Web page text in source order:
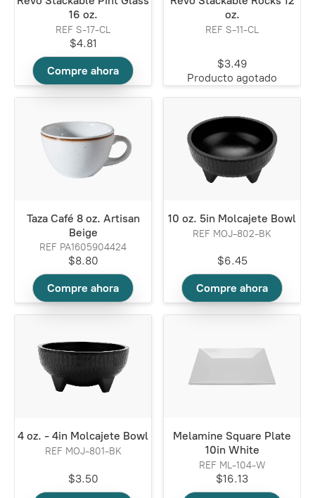
16 oz.
REF S-17-CL
$4.81
Compre ahora
oz.
REF S-11-CL
$3.49
Producto agotado
Taza Café 8 oz. Artisan
Beige
REF PA1605904424
$8.80
Compre ahora
10 oz. 5in Molcajete Bowl
REF MOJ-802-BK
$6.45
Compre ahora
4 oz. - 4in Molcajete Bowl
REF MOJ-801-BK
$3.50
Melamine Square Plate
10in White
REF ML-104-W
$16.13